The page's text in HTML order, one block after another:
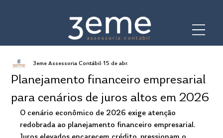
Planejamento financeiro empresarial
para cenários de juros altos em 2026
3eme Assessoria Contábil 15 de abr.
O cenário econômico de 2026 exige atenção
redobrada ao planejamento financeiro empresarial.